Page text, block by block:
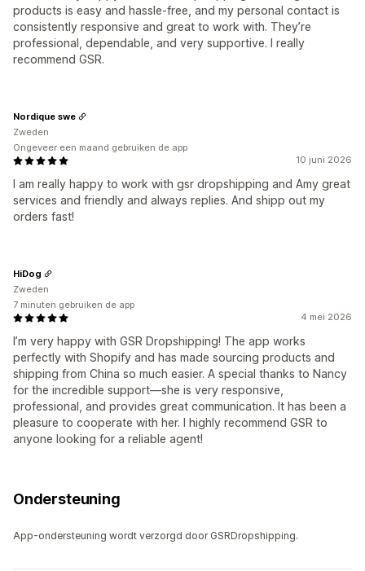
products is easy and hassle-free, and my personal contact is
consistently responsive and great to work with. They’re
professional, dependable, and very supportive. I really
recommend GSR.
10 juni 2026
I am really happy to work with gsr dropshipping and Amy great
services and friendly and always replies. And shipp out my
orders fast!
Nordique swe
Zweden
Ongeveer een maand gebruiken de app
4 mei 2026
I’m very happy with GSR Dropshipping! The app works
perfectly with Shopify and has made sourcing products and
shipping from China so much easier. A special thanks to Nancy
for the incredible support—she is very responsive,
professional, and provides great communication. It has been a
pleasure to cooperate with her. I highly recommend GSR to
anyone looking for a reliable agent!
HiDog
Zweden
7 minuten gebruiken de app
Ondersteuning
App-ondersteuning wordt verzorgd door GSRDropshipping.